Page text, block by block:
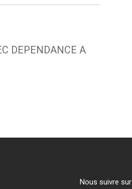
DEPENDANCE A
nous suivre sur